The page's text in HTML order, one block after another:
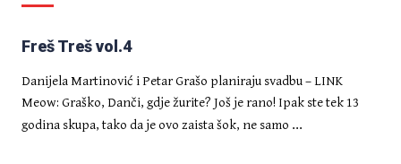
Freš Treš vol.4
Danijela Martinović i Petar Grašo planiraju svadbu – LINK
Meow: Graško, Danči, gdje žurite? Još je rano! Ipak ste tek 13
godina skupa, tako da je ovo zaista šok, ne samo ...